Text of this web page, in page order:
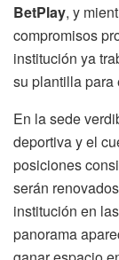
BetPlay, y
compromisos
institución ya
su plantilla para
En la sede
deportiva y el
posiciones
serán
institución en
panorama